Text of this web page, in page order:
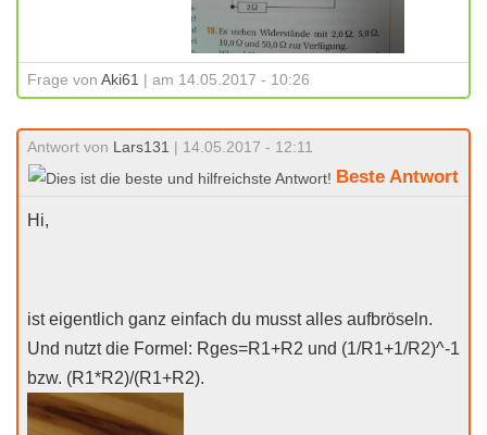
Frage von Aki61 | am 14.05.2017 - 10:26
Antwort von Lars131 | 14.05.2017 - 12:11
Beste Antwort
Hi,
ist eigentlich ganz einfach du musst alles aufbröseln.
Und nutzt die Formel: Rges=R1+R2 und (1/R1+1/R2)^-1
bzw. (R1*R2)/(R1+R2).